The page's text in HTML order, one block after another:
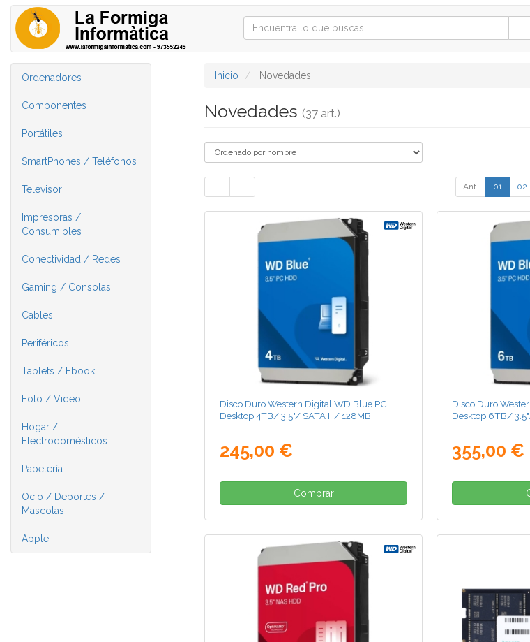
Ordenadores
Componentes
Portátiles
SmartPhones / Teléfonos
Televisor
Impresoras /
Consumibles
Conectividad / Redes
Gaming / Consolas
Cables
Periféricos
Tablets / Ebook
Foto / Video
Hogar /
Electrodomésticos
Papelería
Ocio / Deportes /
Mascotas
Apple
Inicio Novedades
Novedades (37 art.)
Ant. 01 02
Disco Duro Western Digital WD Blue PC
Desktop 4TB/ 3.5"/ SATA III/ 128MB
245,00 €
Comprar
Disco Duro
Desktop 6TB/
355,00 €